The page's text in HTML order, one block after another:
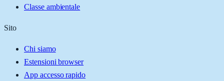
Classe ambientale
Sito
Chi siamo
Estensioni browser
App accesso rapido